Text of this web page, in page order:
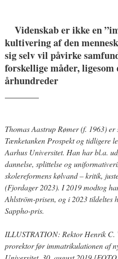
Videnskab er ikke en
kultivering af den
sig selv vil påvirke
forskellige måder, ligesom
århundreder
Thomas Aastrup Rømer (f. 1963)
Tænketanken Prospekt og tidligere
Aarhus Universitet. Han har bl.a.
dannelse, splittelse og
skolereformens kølvand – kritik,
(Fjordager 2023). I 2019 modtog
Ahlström-prisen, og i 2023 tildeltes
Sappho-pris.
ILLUSTRATION: Rektor Henrik C.
prorektor før immatrikulationen af